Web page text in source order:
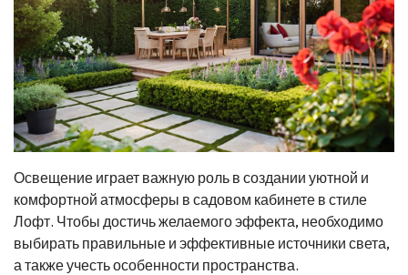
Освещение играет важную роль в создании уютной и
комфортной атмосферы в садовом кабинете в стиле
Лофт. Чтобы достичь желаемого эффекта, необходимо
выбирать правильные и эффективные источники света,
а также учесть особенности пространства.